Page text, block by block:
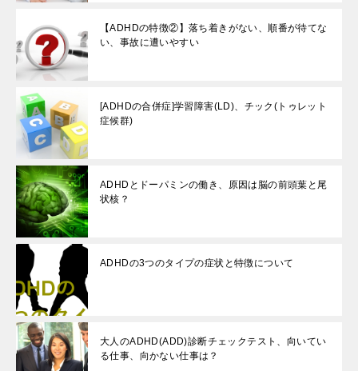
【ADHDの特徴②】落ち着きがない、順番が待てな
い、事故に遭いやすい
[ADHDの合併症]学習障害(LD)、チック(トゥレット
症候群)
ADHDとドーパミンの働き、原因は脳の前頭葉と尾
状核？
ADHDの3つのタイプの症状と特徴について
大人のADHD(ADD)診断チェックテスト、向いてい
る仕事、向かない仕事は？